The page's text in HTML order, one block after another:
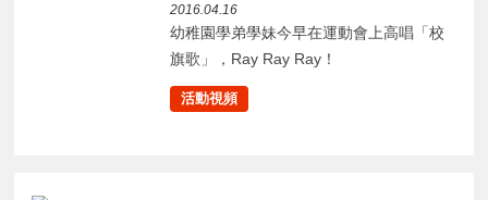
2016.04.16
幼稚園學弟學妹今早在運動會上高唱「校
旗歌」，Ray Ray Ray！
活動視頻